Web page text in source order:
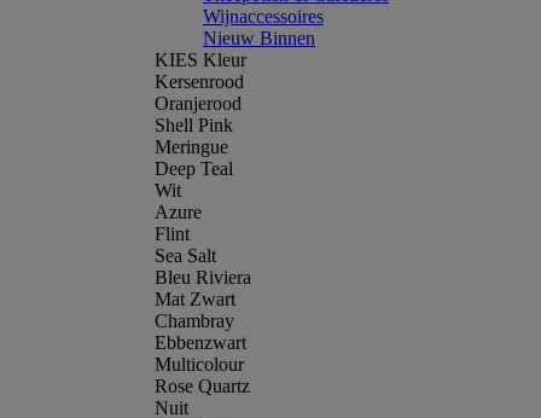
Wijnaccessoires
Nieuw Binnen
KIES Kleur
Kersenrood
Oranjerood
Shell Pink
Meringue
Deep Teal
Wit
Azure
Flint
Sea Salt
Bleu Riviera
Mat Zwart
Chambray
Ebbenzwart
Multicolour
Rose Quartz
Nuit